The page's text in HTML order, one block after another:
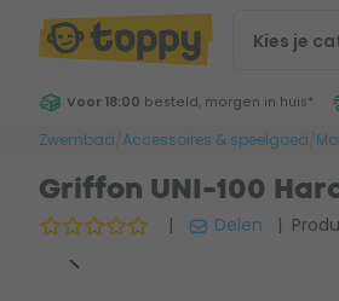
Kies je
Voor 18:00 besteld, morgen in huis*
Zwembad Accessoires & speelgoed
Griffon UNI-100
| Delen |